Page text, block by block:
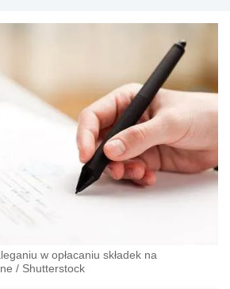
w opłacaniu składek na
/ Shutterstock